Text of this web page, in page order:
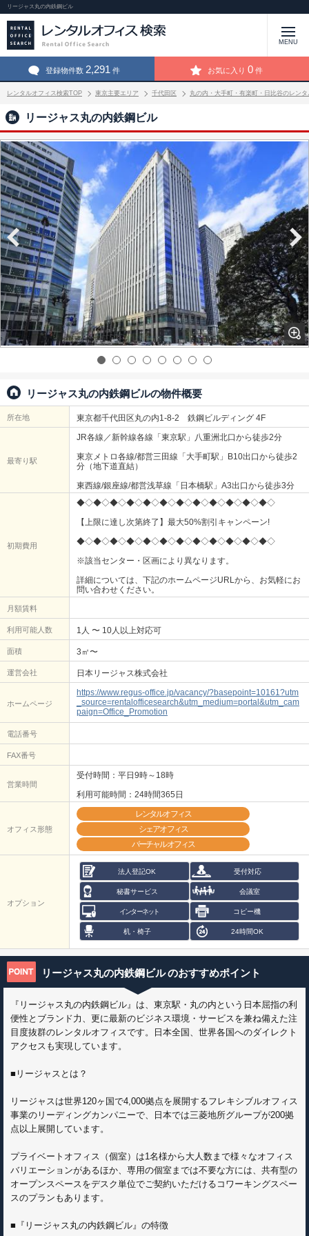
リージャス丸の内鉄鋼ビル
MENU
登録物件数 2,291 件 お気に入り 0 件
レンタルオフィス検索TOP 東京主要エリア 千代田区 丸の内・大手町・有楽町・日比谷のレン
リージャス丸の内鉄鋼ビル
リージャス丸の内鉄鋼ビルの物件概要
所在地 東京都千代田区丸の内1-8-2 鉄鋼ビルディング 4F
最寄り駅
JR各線／新幹線各線「東京駅」八重洲北口から徒歩2分
東京メトロ各線/都営三田線「大手町駅」B10出口から徒歩2
分（地下道直結）
東西線/銀座線/都営浅草線「日本橋駅」A3出口から徒歩3分
初期費用
◆◇◆◇◆◇◆◇◆◇◆◇◆◇◆◇◆◇◆◇◆◇◆◇
【上限に達し次第終了】最大50%割引キャンペーン!
◆◇◆◇◆◇◆◇◆◇◆◇◆◇◆◇◆◇◆◇◆◇◆◇
※該当センター・区画により異なります。
詳細については、下記のホームページURLから、お気軽にお
問い合わせください。
月額賃料
利用可能人数 1人 〜 10人以上対応可
面積 3㎡〜
運営会社 日本リージャス株式会社
ホームページ
https://www.regus-office.jp/vacancy/?basepoint=10161?utm
_source=rentalofficesearch&utm_medium=portal&utm_cam
paign=Office_Promotion
電話番号
FAX番号
営業時間
受付時間：平日9時～18時
利用可能時間：24時間365日
オフィス形態
レンタルオフィス
シェアオフィス
バーチャルオフィス
オプション
法人登記OK 受付対応
秘書サービス 会議室
インターネット コピー機
机・椅子 24時間OK
リージャス丸の内鉄鋼ビルのおすすめポイント
『リージャス丸の内鉄鋼ビル』は、東京駅・丸の内という日本屈指の利
便性とブランド力、更に最新のビジネス環境・サービスを兼ね備えた注
目度抜群のレンタルオフィスです。日本全国、世界各国へのダイレクト
アクセスも実現しています。
■リージャスとは？
リージャスは世界120ヶ国で4,000拠点を展開するフレキシブルオフィス
事業のリーディングカンパニーで、日本では三菱地所グループが200拠
点以上展開しています。
プライベートオフィス（個室）は1名様から大人数まで様々なオフィス
バリエーションがあるほか、専用の個室までは不要な方には、共有型の
オープンスペースをデスク単位でご契約いただけるコワーキングスペー
スのプランもあります。
■『リージャス丸の内鉄鋼ビル』の特徴